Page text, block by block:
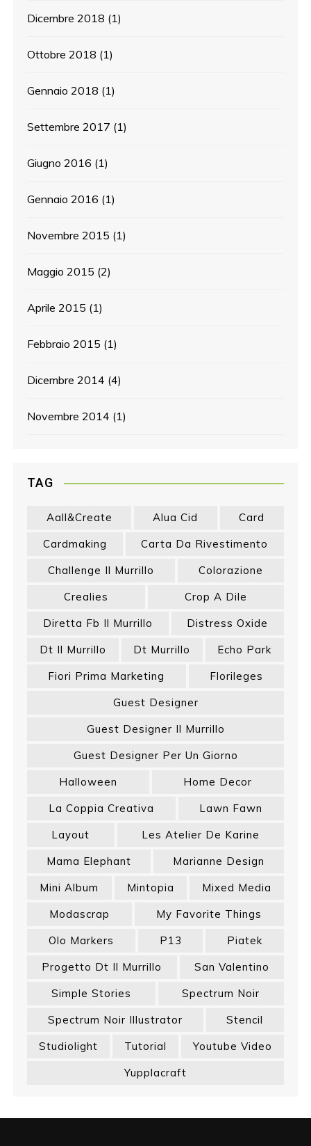
Dicembre 2018 (1)
Ottobre 2018 (1)
Gennaio 2018 (1)
Settembre 2017 (1)
Giugno 2016 (1)
Gennaio 2016 (1)
Novembre 2015 (1)
Maggio 2015 (2)
Aprile 2015 (1)
Febbraio 2015 (1)
Dicembre 2014 (4)
Novembre 2014 (1)
TAG
Aall&create Alua Cid
Card
Cardmaking
Carta Da Rivestimento
Challenge Il Murrillo
Colorazione
Crealies
Crop A Dile
Diretta Fb Il Murrillo
Distress Oxide
Dt Il Murrillo
Dt Murrillo
Echo Park
Fiori Prima Marketing
Florileges
Guest Designer
Guest Designer Il Murrillo
Guest Designer Per Un Giorno
Halloween
Home Decor
La Coppia Creativa
Lawn Fawn
Layout
Les Atelier De Karine
Mama Elephant
Marianne Design
Mini Album
Mintopia
Mixed Media
Modascrap
My Favorite Things
Olo Markers
P13
Piatek
Progetto Dt Il Murrillo
San Valentino
Simple Stories
Spectrum Noir
Spectrum Noir Illustrator
Stencil
Studiolight
Tutorial
Youtube Video
Yupplacraft